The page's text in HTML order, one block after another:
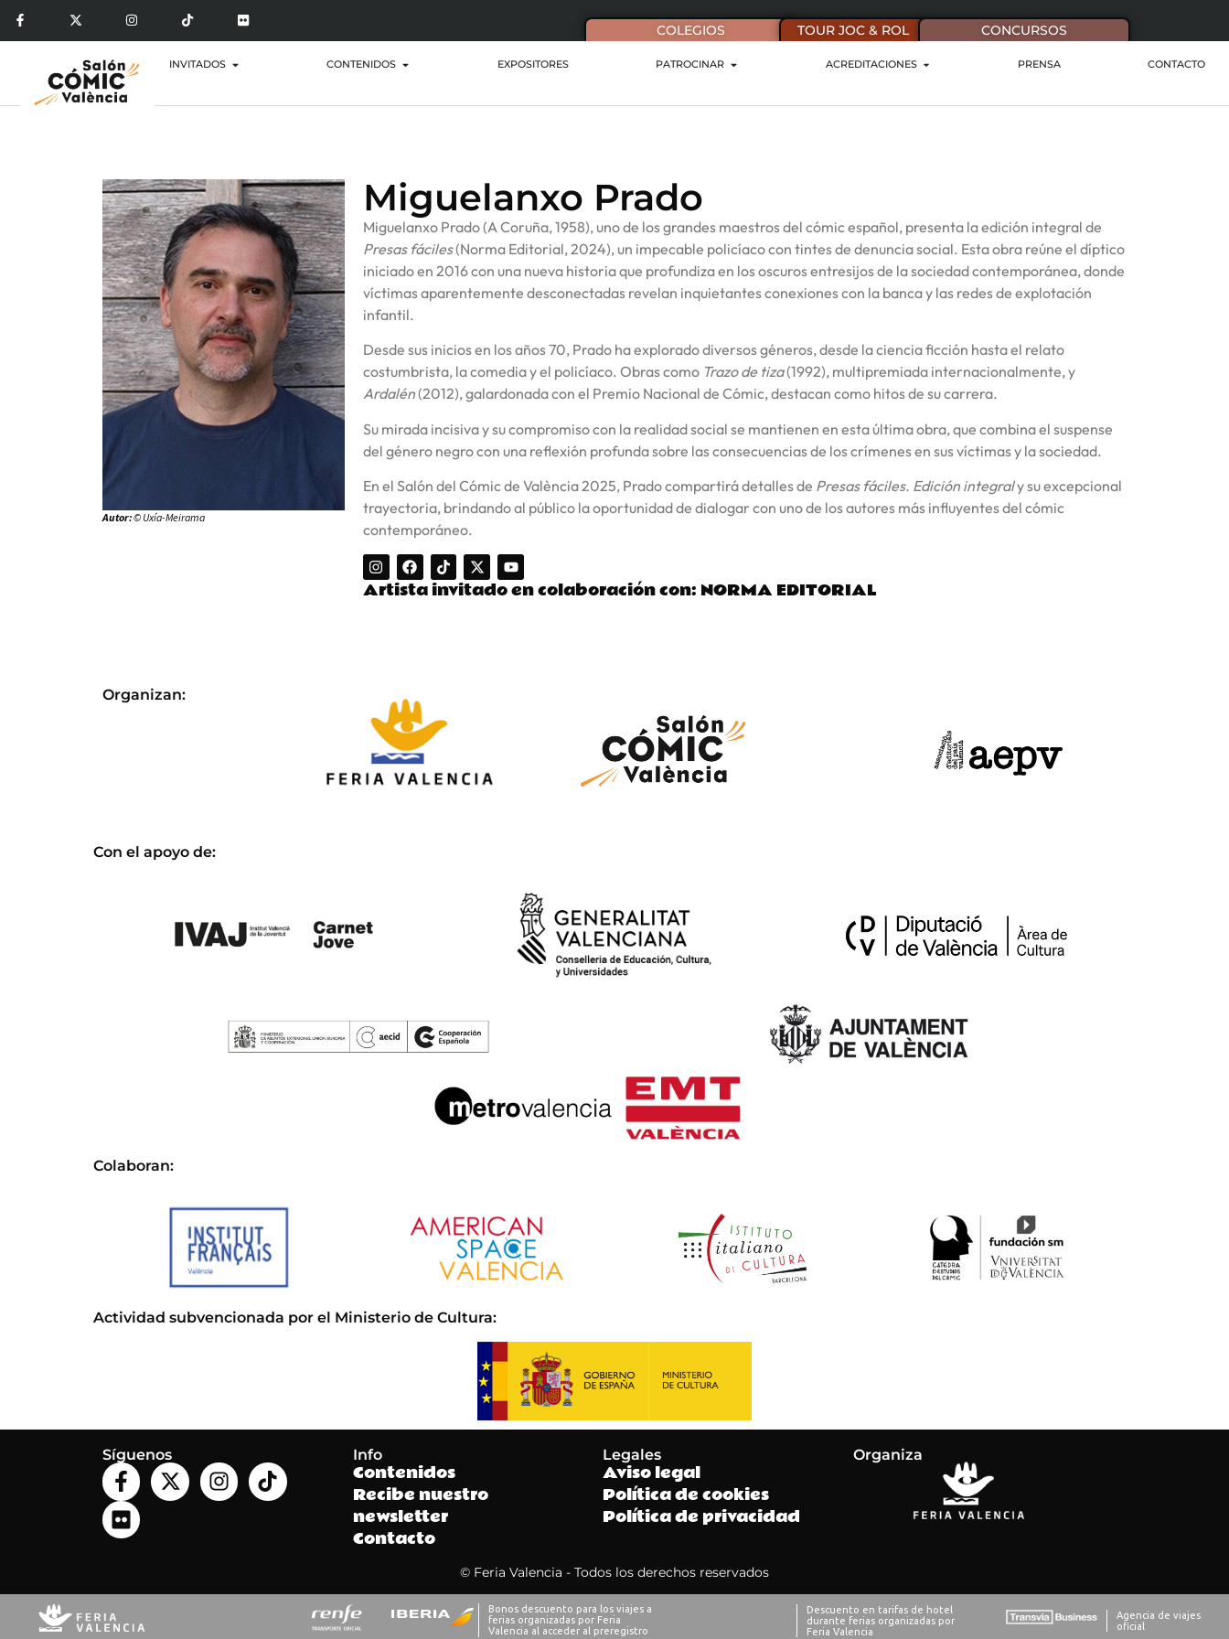
COLEGIOS TOUR JOC & ROL CONCURSOS
INVITADOS CONTENIDOS EXPOSITORES PATROCINAR ACREDITACIONES PRENSA CONTACTO
Autor:© Uxía-Meirama
Miguelanxo Prado
Miguelanxo Prado (A Coruña, 1958), uno de los grandes maestros del cómic español, presenta la edición integral de
Presas fáciles(Norma Editorial, 2024), un impecable policíaco con tintes de denuncia social. Esta obra reúne el díptico
iniciado en 2016 con una nueva historia que profundiza en los oscuros entresijos de la sociedad contemporánea, donde
víctimas aparentemente desconectadas revelan inquietantes conexiones con la banca y las redes de explotación
infantil.
Desde sus inicios en los años 70, Prado ha explorado diversos géneros, desde la ciencia ficción hasta el relato
costumbrista, la comedia y el policíaco. Obras como Trazo de tiza(1992), multipremiada internacionalmente, y
Ardalén(2012), galardonada con el Premio Nacional de Cómic, destacan como hitos de su carrera.
Su mirada incisiva y su compromiso con la realidad social se mantienen en esta última obra, que combina el suspense
del género negro con una reflexión profunda sobre las consecuencias de los crímenes en sus víctimas y la sociedad.
En el Salón del Cómic de València 2025, Prado compartirá detalles de Presas fáciles. Edición integraly su excepcional
trayectoria, brindando al público la oportunidad de dialogar con uno de los autores más influyentes del cómic
contemporáneo.
Artista invitado en colaboración con: NORMA EDITORIAL
Organizan:
Con el apoyo de:
Colaboran:
Actividad subvencionada por el Ministerio de Cultura:
Síguenos Info
Contenidos
Recibe nuestro
newsletter
Contacto
Legales
Aviso legal
Política de cookies
Política de privacidad
Organiza
© Feria Valencia - Todos los derechos reservados